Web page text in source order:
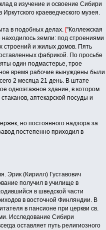
в изучение и освоение Сибири
краеведческого музея.
в подобных делах. ["Коллежская
находилось земли: под строениями
строений и жилых домов. Пять
фабрикой. По просьбе
один подмастерье, трое
время рабочие вынуждены были
2 месяца 21 день. В штате
одноэтаж­ное здание, в котором
аптекарской посуды и
но постоянного надзора за
постепен­но приходил в
Эрик (Кирилл) Густавович
получил в училище в
в шведской части
в восточной Финляндии. В
в пансионе при церкви св.
Исследование Сибири
оставляет путь религиозного